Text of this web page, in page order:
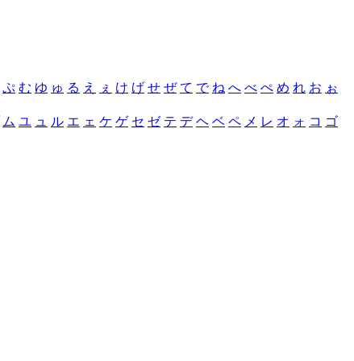
ぷ む ゆ ゅ る え ぇ け げ せ ぜ て で ね へ べ ぺ め れ お ぉ
ム ユ ュ ル エ ェ ケ ゲ セ ゼ テ デ ヘ ベ ペ メ レ オ ォ コ ゴ